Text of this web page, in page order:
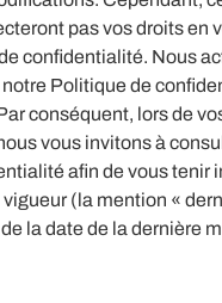
pas vos droits en
confidentialité. Nous
Politique de
conséquent, lors de
vous invitons à
afin de vous tenir
(la mention «
la date de la dernière